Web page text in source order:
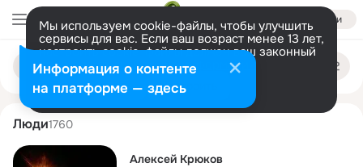
Войти
Мы используем cookie-файлы, чтобы улучшить
сервисы для вас. Если ваш возраст менее 13 лет,
настроить cookie-файлы должен ваш законный
представитель. Больше информации
Разрешить все Настроить
Поиск
людям
aleksey kryukov
Люди1760
Алексей Крюков
Информация о контенте
на платформе — здесь